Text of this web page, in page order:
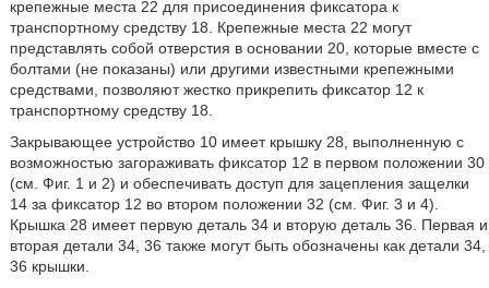
крепежные места 22 для присоединения фиксатора к
транспортному средству 18. Крепежные места 22 могут
представлять собой отверстия в основании 20, которые вместе с
болтами (не показаны) или другими известными крепежными
средствами, позволяют жестко прикрепить фиксатор 12 к
транспортному средству 18.
Закрывающее устройство 10 имеет крышку 28, выполненную с
возможностью загораживать фиксатор 12 в первом положении 30
(см. Фиг. 1 и 2) и обеспечивать доступ для зацепления защелки
14 за фиксатор 12 во втором положении 32 (см. Фиг. 3 и 4).
Крышка 28 имеет первую деталь 34 и вторую деталь 36. Первая и
вторая детали 34, 36 также могут быть обозначены как детали 34,
36 крышки.